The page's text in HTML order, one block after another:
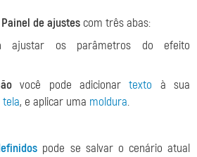
Painel de ajustes com três abas:
ajustar os parâmetros do efeito
você pode adicionartexto à sua
tela, e aplicar uma moldura.
pode se salvar o cenário atual